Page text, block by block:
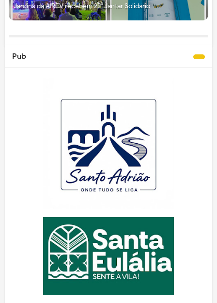
Jardins da AIREV recebem 22⁰ Jantar Solidário
Pub